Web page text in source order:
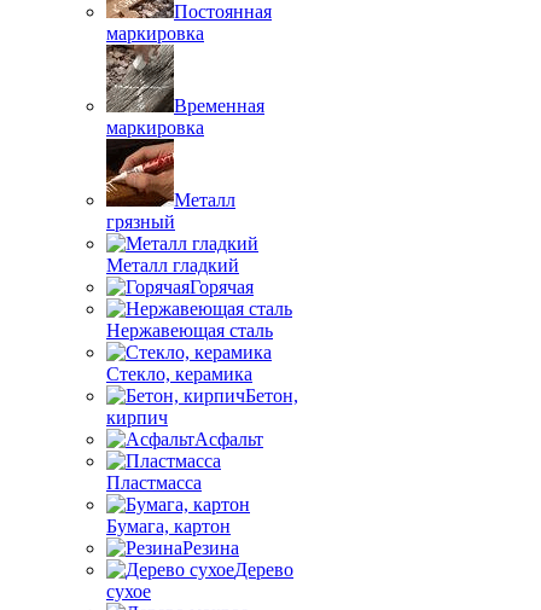
Постоянная
маркировка
Временная
маркировка
Металл
грязный
Металл гладкий
Горячая
Нержавеющая сталь
Стекло, керамика
Бетон,
кирпич
Асфальт
Пластмасса
Бумага, картон
Резина
Дерево
сухое